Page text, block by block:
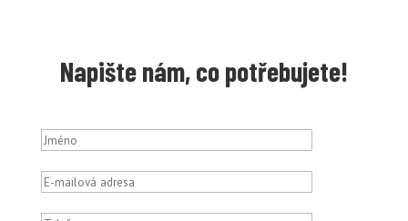
Napište nám, co potřebujete!